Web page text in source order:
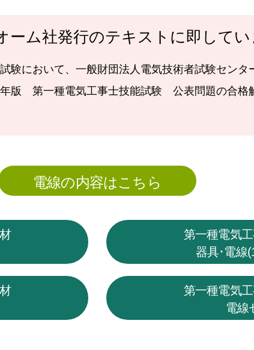
ーム社発行のテキストに即してい
験において、一般財団法人電気技術者試験セン
版 第一種電気工事士技能試験 公表問題の合格
電線の内容はこちら
第一種電気
器具･電線
第一種電気
電線